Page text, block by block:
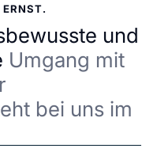
und
Umgang mit
bei uns im